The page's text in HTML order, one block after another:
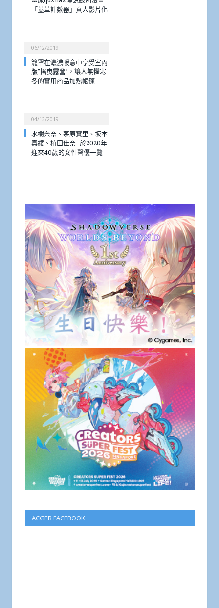
「蓋革計數器」真人影片化
06/12/2019
籠罩在濃濃暖意中享受室內
版”搖曳露營”，讓人無懼寒
冬的實用商品加熱帳篷
04/12/2019
水樹奈奈、茅原實里、坂本
真綾、植田佳奈…於2020年
迎來40歲的女性聲優一覽
ACGER FACEBOOK